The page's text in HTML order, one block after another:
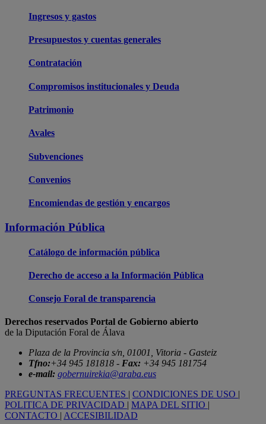
Ingresos y gastos
Presupuestos y cuentas generales
Contratación
Compromisos institucionales y Deuda
Patrimonio
Avales
Subvenciones
Convenios
Encomiendas de gestión y encargos
Información Pública
Catálogo de información pública
Derecho de acceso a la Información Pública
Consejo Foral de transparencia
Derechos reservados Portal de Gobierno abierto
de la Diputación Foral de Álava
Plaza de la Provincia s/n, 01001, Vitoria - Gasteiz
Tfno:+34 945 181818 - Fax: +34 945 181754
e-mail: gobernuirekia@araba.eus
PREGUNTAS FRECUENTES | CONDICIONES DE USO |
POLITICA DE PRIVACIDAD | MAPA DEL SITIO |
CONTACTO | ACCESIBILIDAD